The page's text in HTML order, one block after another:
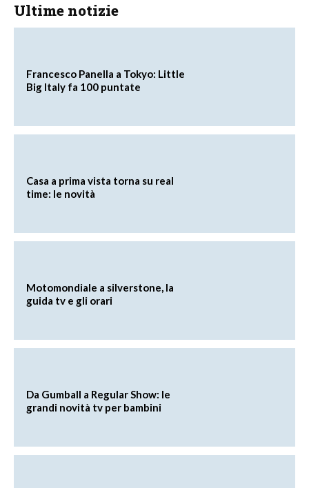
Ultime notizie
Francesco Panella a Tokyo: Little
Big Italy fa 100 puntate
Casa a prima vista torna su real
time: le novità
Motomondiale a silverstone, la
guida tv e gli orari
Da Gumball a Regular Show: le
grandi novità tv per bambini